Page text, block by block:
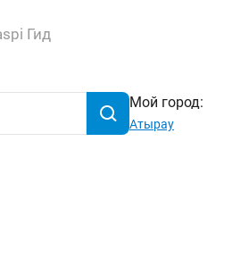
Гид
Мой город:
Атырау